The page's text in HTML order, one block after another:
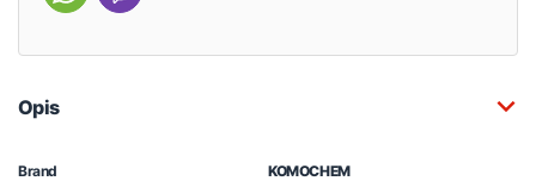
Opis
Brand
KOMOCHEM